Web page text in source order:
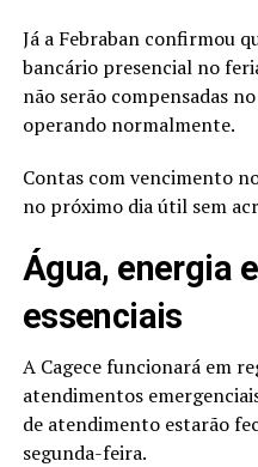
Já a Febraban confirmou
bancário presencial no
não serão compensadas
operando normalmente.
Contas com vencimento
no próximo dia útil sem
Água, energia
essenciais
A Cagece funcionará em
atendimentos
de atendimento estarão
segunda-feira.